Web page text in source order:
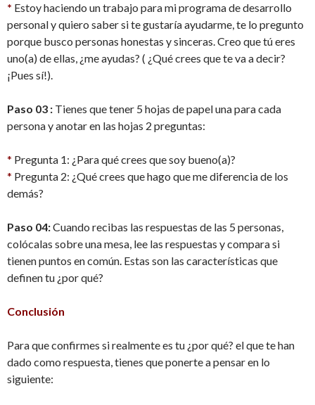
* Estoy haciendo un trabajo para mi programa de desarrollo
personal y quiero saber si te gustaría ayudarme, te lo pregunto
porque busco personas honestas y sinceras. Creo que tú eres
uno(a) de ellas, ¿me ayudas? ( ¿Qué crees que te va a decir?
¡Pues sí!).
Paso 03 : Tienes que tener 5 hojas de papel una para cada
persona y anotar en las hojas 2 preguntas:
* Pregunta 1: ¿Para qué crees que soy bueno(a)?
* Pregunta 2: ¿Qué crees que hago que me diferencia de los
demás?
Paso 04:Cuando recibas las respuestas de las 5 personas,
colócalas sobre una mesa, lee las respuestas y compara si
tienen puntos en común. Estas son las características que
definen tu ¿por qué?
Conclusión
Para que confirmes si realmente es tu ¿por qué? el que te han
dado como respuesta, tienes que ponerte a pensar en lo
siguiente: